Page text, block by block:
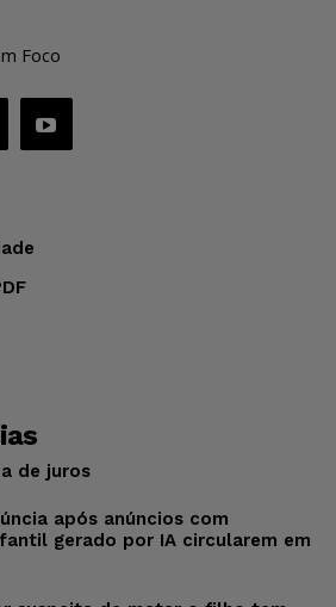
Foco
de juros
após anúncios com
gerado por IA circularem em